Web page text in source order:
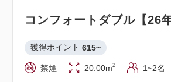
コンフォートダブル【26
獲得ポイント 615~
禁煙 20.00m2 1~2名